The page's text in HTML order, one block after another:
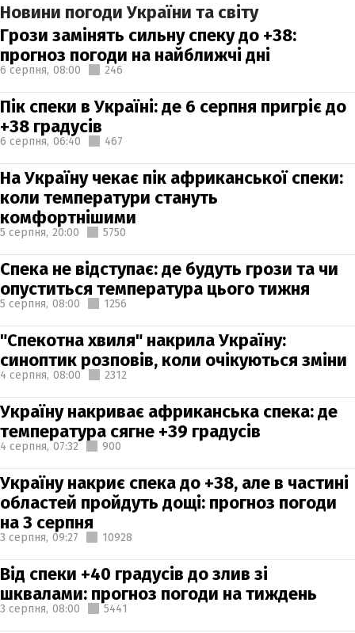
Новини погоди України та світу
Грози замінять сильну спеку до +38:
прогноз погоди на найближчі дні
6 серпня, 08:00 246
Пік спеки в Україні: де 6 серпня пригріє до
+38 градусів
6 серпня, 06:40 467
На Україну чекає пік африканської спеки:
коли температури стануть
комфортнішими
5 серпня, 20:00 5750
Спека не відступає: де будуть грози та чи
опуститься температура цього тижня
5 серпня, 08:00 1256
"Спекотна хвиля" накрила Україну:
синоптик розповів, коли очікуються зміни
4 серпня, 08:00 2312
Україну накриває африканська спека: де
температура сягне +39 градусів
4 серпня, 07:32 900
Україну накриє спека до +38, але в частині
областей пройдуть дощі: прогноз погоди
на 3 серпня
3 серпня, 09:27 10928
Від спеки +40 градусів до злив зі
шквалами: прогноз погоди на тиждень
3 серпня, 08:00 5441